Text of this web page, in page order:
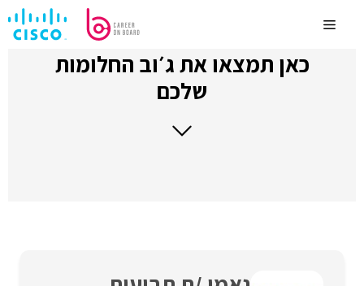
לתוכןMenu
כאן תמצאו את ג׳וב החלומות
שלכם